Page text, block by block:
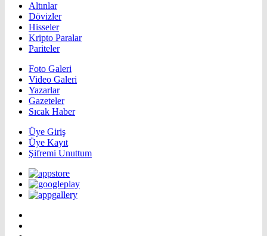
Altınlar
Dövizler
Hisseler
Kripto Paralar
Pariteler
Foto Galeri
Video Galeri
Yazarlar
Gazeteler
Sıcak Haber
Üye Giriş
Üye Kayıt
Şifremi Unuttum